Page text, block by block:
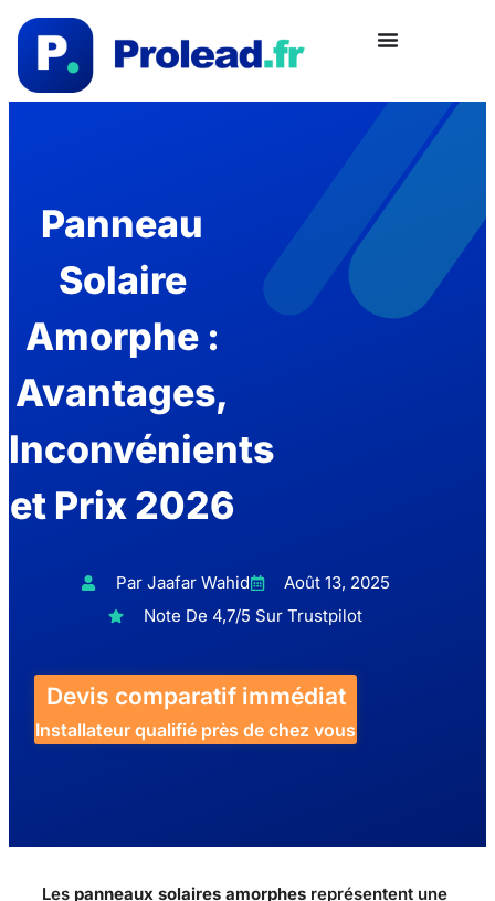
Panneau
Solaire
Amorphe :
Avantages,
Inconvénients
et Prix 2026
Par Jaafar Wahid
Août 13, 2025
Note De 4,7/5 Sur Trustpilot
Devis comparatif immédiat
Installateur qualifié près de chez vous
Les panneaux solaires amorphes représentent une